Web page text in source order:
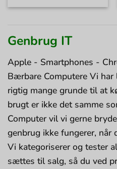
Genbrug IT
Apple - Smartphones -
Bærbare Computere Vi
rigtig mange grunde til at
brugt er ikke det samme
Computer vil vi gerne
genbrug ikke fungerer, når
Vi kategoriserer og tester
sættes til salg, så du ved